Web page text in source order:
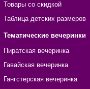
Товары со скидкой
Таблица детских размеров
Тематические вечеринки
Пиратская вечеринка
Гавайская вечеринка
Гангстерская вечеринка